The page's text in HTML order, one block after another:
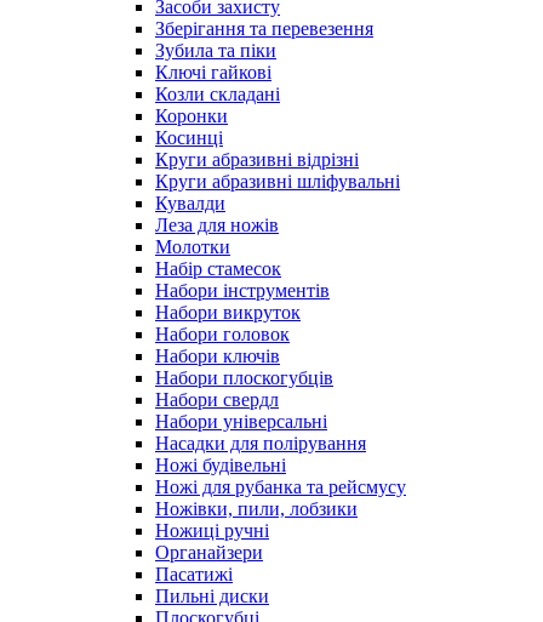
Засоби захисту
Зберігання та перевезення
Зубила та піки
Ключі гайкові
Козли складані
Коронки
Косинці
Круги абразивні відрізні
Круги абразивні шліфувальні
Кувалди
Леза для ножів
Молотки
Набір стамесок
Набори інструментів
Набори викруток
Набори головок
Набори ключів
Набори плоскогубців
Набори свердл
Набори універсальні
Насадки для полірування
Ножі будівельні
Ножі для рубанка та рейсмусу
Ножівки, пили, лобзики
Ножиці ручні
Органайзери
Пасатижі
Пильні диски
Плоскогубці